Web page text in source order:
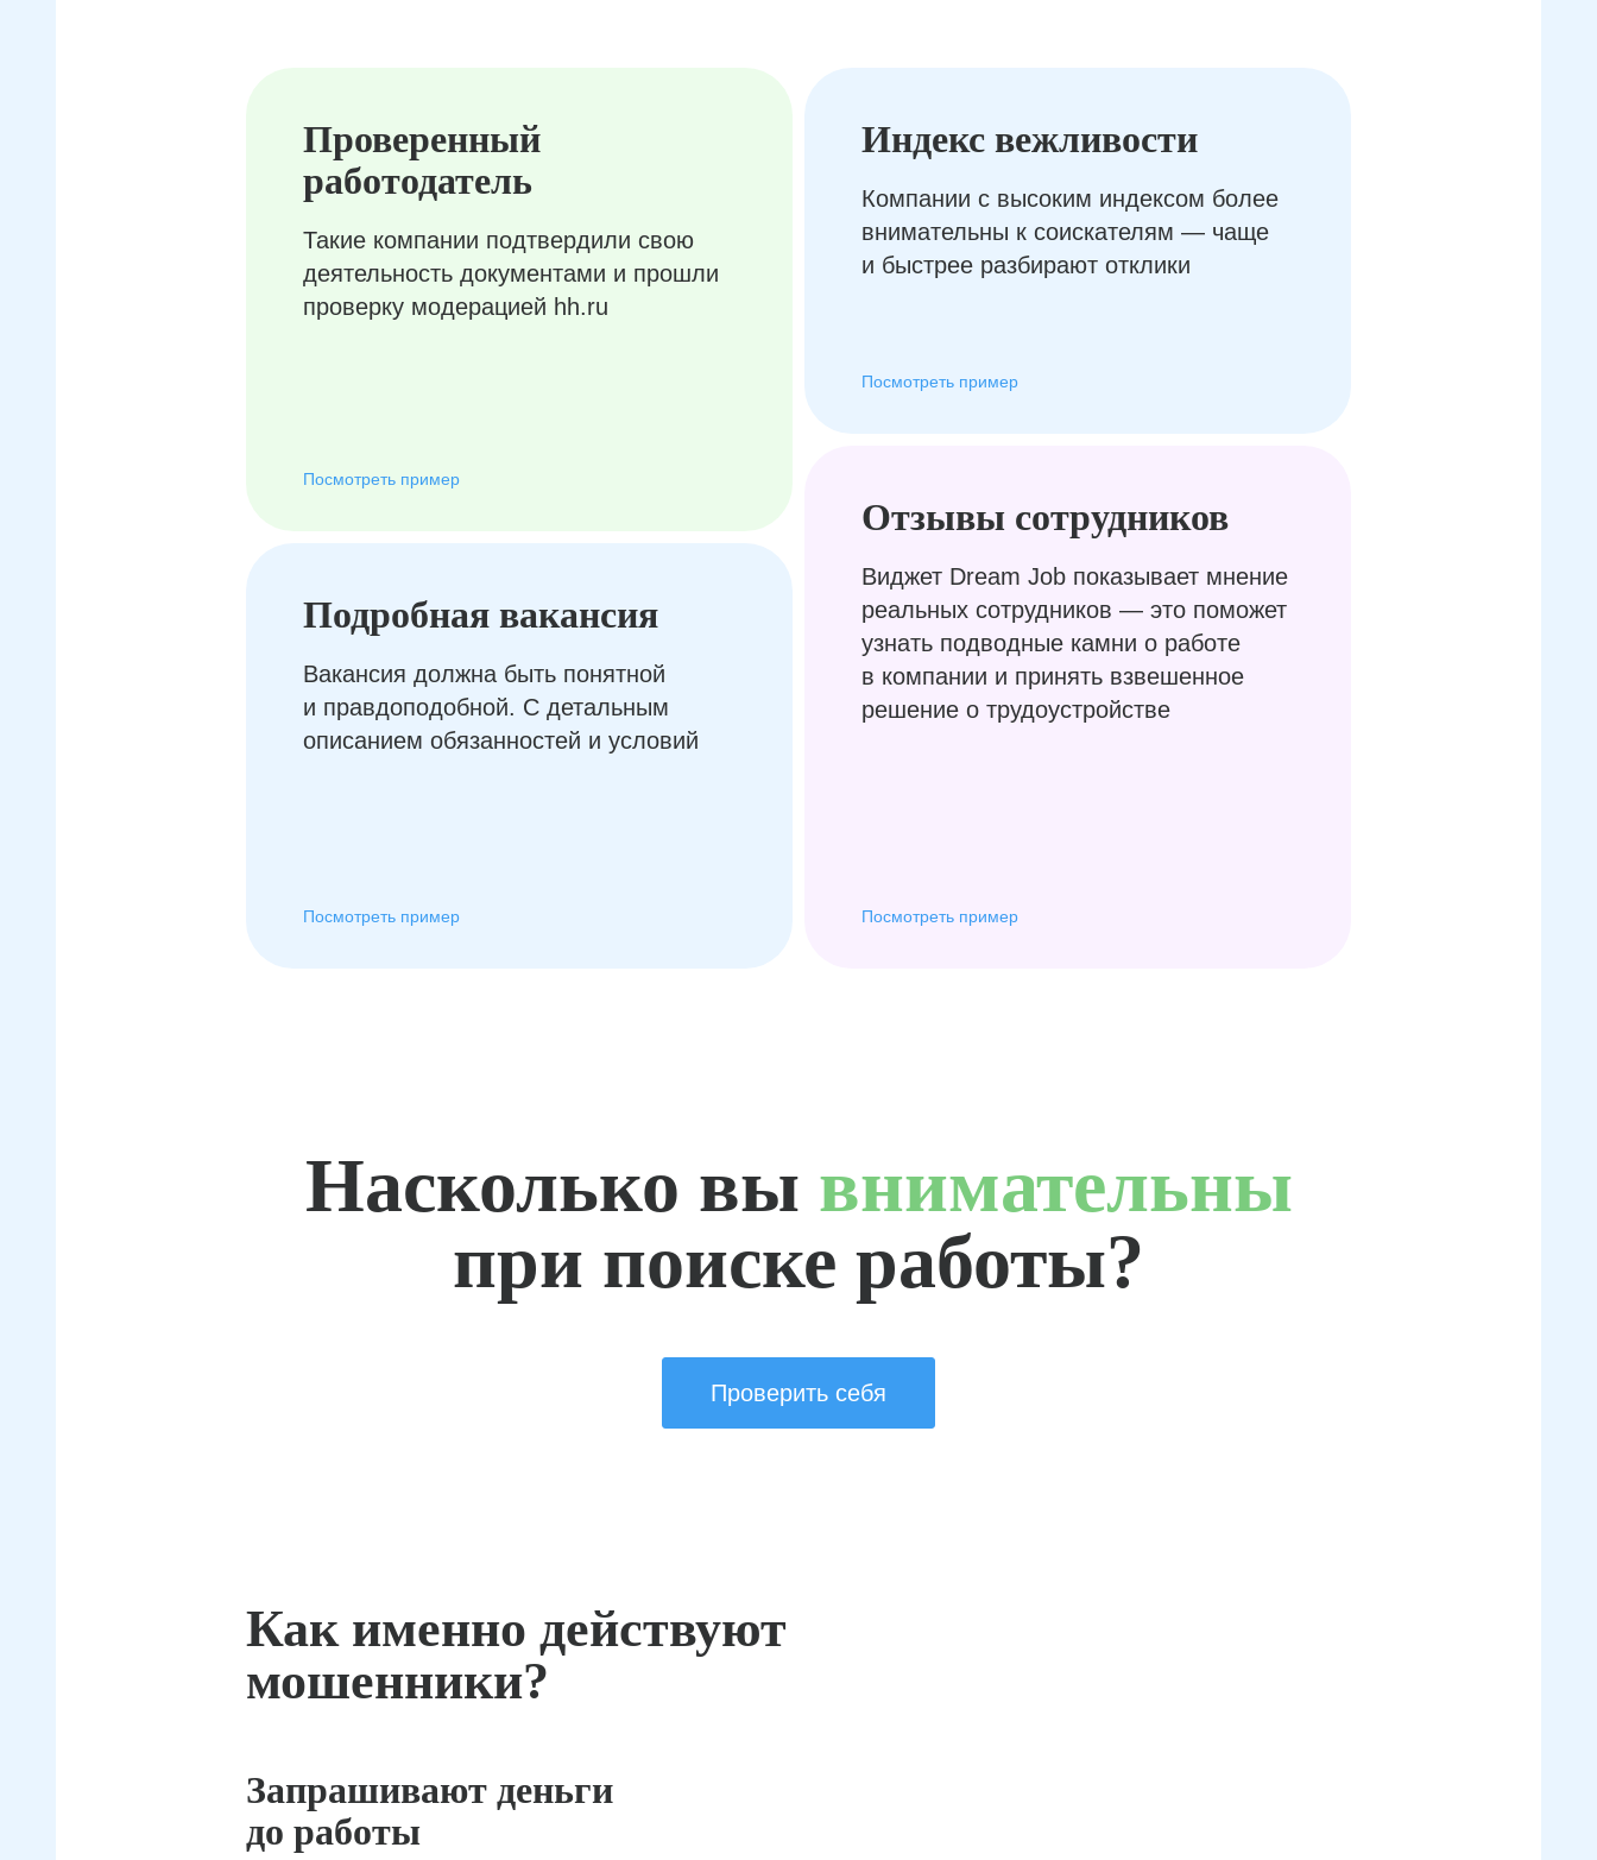
Проверенный
работодатель
Такие компании подтвердили свою
деятельность документами и прошли
проверку модерацией hh.ru
Посмотреть пример
Подробная вакансия
Вакансия должна быть понятной
и правдоподобной. С детальным
описанием обязанностей и условий
Посмотреть пример
Отзывы сотрудников
Виджет Dream Job показывает мнение
реальных сотрудников — это поможет
узнать подводные камни о работе
в компании и принять взвешенное
решение о трудоустройстве
Посмотреть пример
Индекс вежливости
Компании с высоким индексом более
внимательны к соискателям — чаще
и быстрее разбирают отклики
Посмотреть пример
Насколько вы внимательны
при поиске работы?
Проверить себя
Как именно действуют
мошенники?
Запрашивают деньги
до работы